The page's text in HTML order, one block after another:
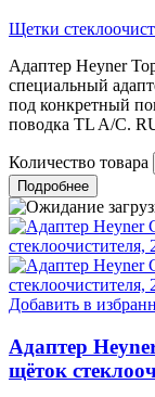
Щетки
Адаптер Heyner
специальный
под конкретный
поводка TL A/C.
Количество товара
Подробнее
Добавить в
Адаптер
щёток